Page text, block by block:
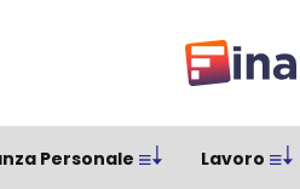
Personale Lavoro